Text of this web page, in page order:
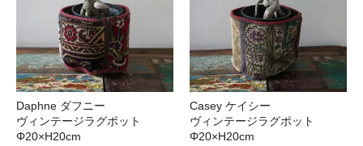
Daphne ダフニー
ヴィンテージラグポット
Φ20×H20cm
Casey ケイシー
ヴィンテージラグポット
Φ20×H20cm